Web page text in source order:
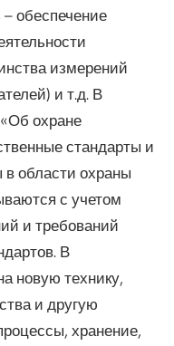
обеспечение
измерений
и т.д. В
«Об охране
стандарты и
области охраны
с учетом
и требований
В
новую технику,
и другую
хранение,